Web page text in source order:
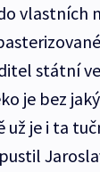
vlastních
státní
je bez
je i ta